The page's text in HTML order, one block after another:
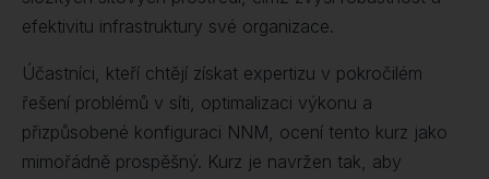
efektivitu infrastruktury své organizace.
Účastníci, kteří chtějí získat expertizu v pokročilém
řešení problémů v síti, optimalizaci výkonu a
přizpůsobené konfiguraci NNM, ocení tento kurz jako
mimořádně prospěšný. Kurz je navržen tak, aby